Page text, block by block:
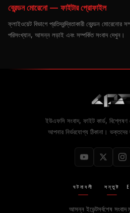
ব্রেন্ডন মোরেনো — ফাইটার প্রোফাইল
ফ্লাইওয়েট বিভাগে প্রতিদ্বন্দ্বিতাকারী ব্রেন্ডন
পরিসংখ্যান, আসন্ন লড়াই এবং সম্পর্কিত সংবাদ দেখুন।
ইউএফসি সংবাদ, ফাইট কার্ড, বিশ্লেষণ
আপনার নির্ভরযোগ্য ঠিকানা।
ঘটনাবলী
আসন্ন ইভেন্ট
সন্তুষ্ট
সর্বশেষ সংবাদ